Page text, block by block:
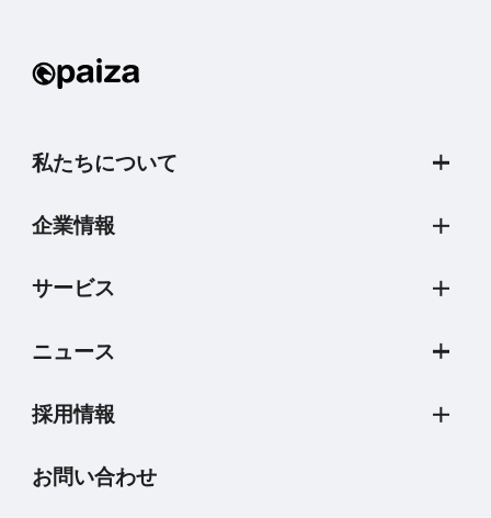
私たちについて
企業情報
サービス
ニュース
採用情報
お問い合わせ